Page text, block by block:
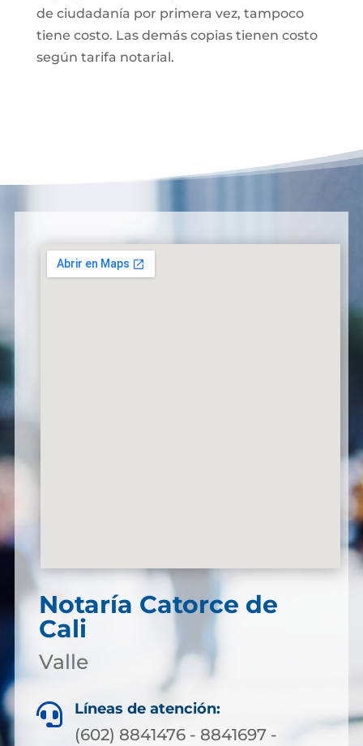
de ciudadanía por primera vez, tampoco
tiene costo. Las demás copias tienen costo
según tarifa notarial.
Notaría Catorce de
Cali
Valle
 Líneas de atención:
(602) 8841476 - 8841697 -